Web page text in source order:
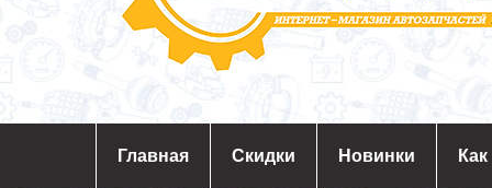
Главная Скидки Новинки